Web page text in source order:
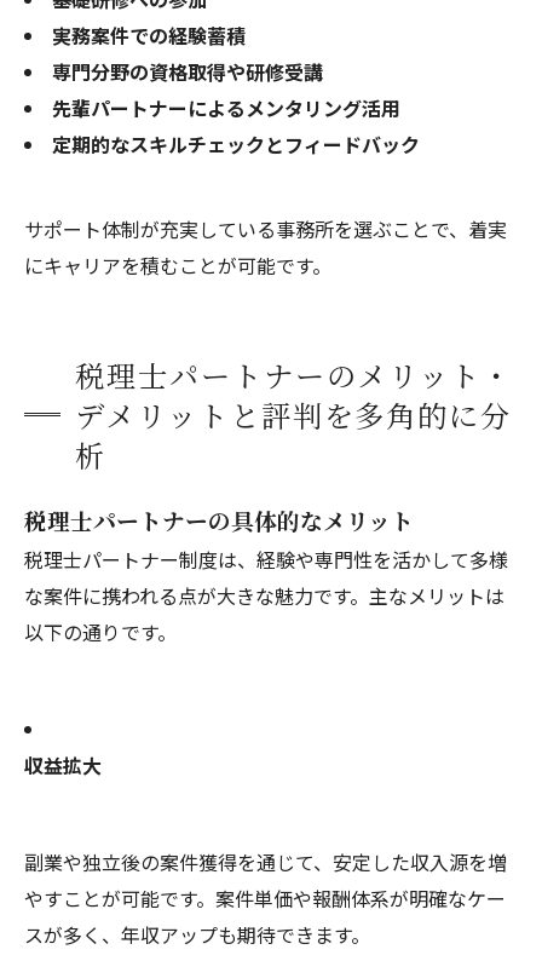
実務案件での経験蓄積
専門分野の資格取得や研修受講
先輩パートナーによるメンタリング活用
定期的なスキルチェックとフィードバック
サポート体制が充実している事務所を選ぶことで、着実
にキャリアを積むことが可能です。
税理士パートナーのメリット・
デメリットと評判を多角的に分
析
税理士パートナーの具体的なメリット
税理士パートナー制度は、経験や専門性を活かして多様
な案件に携われる点が大きな魅力です。主なメリットは
以下の通りです。
収益拡大
副業や独立後の案件獲得を通じて、安定した収入源を増
やすことが可能です。案件単価や報酬体系が明確なケー
スが多く、年収アップも期待できます。